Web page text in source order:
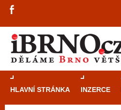
HLAVNÍ STRÁNKA INZERCE